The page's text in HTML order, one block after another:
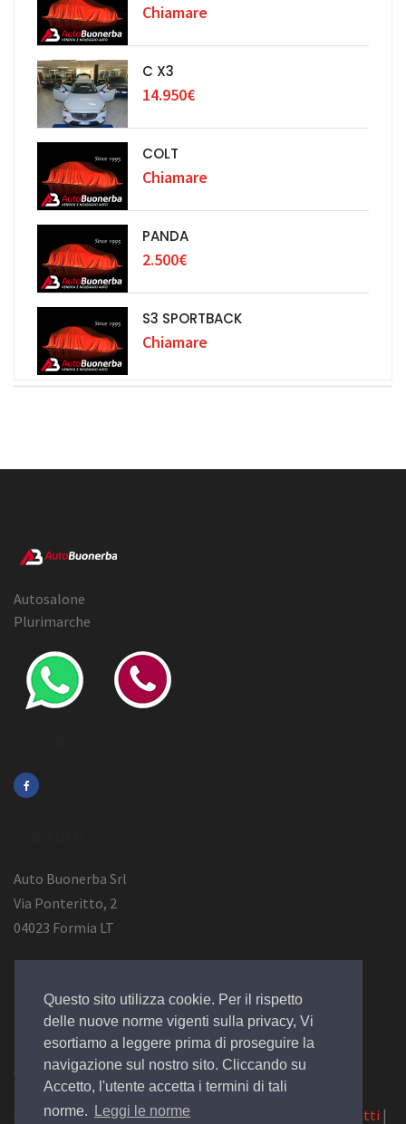
Questo sito utilizza cookie. Per il rispetto
delle nuove norme vigenti sulla privacy, Vi
esortiamo a leggere prima di proseguire la
navigazione sul nostro sito. Cliccando su
Accetto, l'utente accetta i termini di tali
norme.
Leggi le norme
Chiamare
C X3
14.950€
COLT
Chiamare
PANDA
2.500€
S3 SPORTBACK
Chiamare
Autosalone
Plurimarche
Auto Buonerba Srl
Via Ponteritto, 2
04023 Formia LT
P.Iva 01473730594
© 2019 Design byEGSoft
Cookie|Privacy Law|Azienda Contatti |